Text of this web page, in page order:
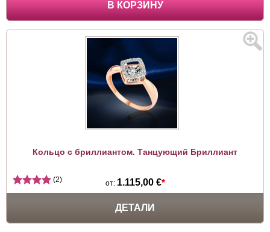
В КОРЗИНУ
Кольцо с бриллиантом. Танцующий Бриллиант
от: 1.115,00 €*
(2)
ДЕТАЛИ